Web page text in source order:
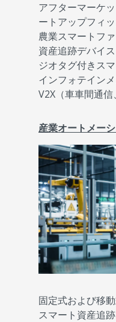
アフターマーケ
ートアップフィ
農業スマートフ
資産追跡デバイス
ジオタグ付きス
インフォテイン
V2X（車車間通信
産業オートメー
固定式および移
スマート資産追跡